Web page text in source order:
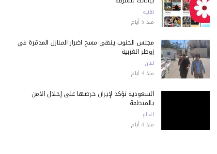
تقنية
منذ 5 أيام
مجلس الجنوب ينهي مسح أضرار المنازل المدمّرة في
زوطر الغربية
لبنان
منذ 4 أيام
السعودية تؤكد لإيران حرصها على إحلال الأمن
بالمنطقة
العالم
منذ 4 أيام